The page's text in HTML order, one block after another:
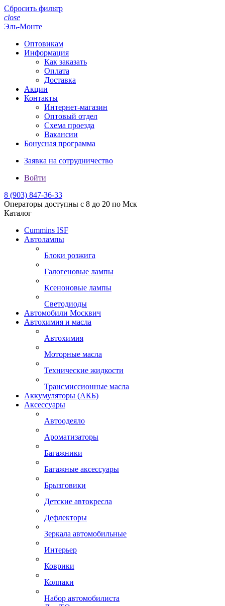
Сбросить фильтр
close
Эль-Монте
Оптовикам
Информация
Как заказать
Оплата
Доставка
Акции
Контакты
Интернет-магазин
Оптовый отдел
Схема проезда
Вакансии
Бонусная программа
Заявка на сотрудничество
Войти
8 (903) 847-36-33
Операторы доступны с 8 до 20 по Мск
Каталог
Cummins ISF
Автолампы
Блоки розжига
Галогеновые лампы
Ксеноновые лампы
Светодиоды
Автомобили Москвич
Автохимия и масла
Автохимия
Моторные масла
Технические жидкости
Трансмиссионные масла
Аккумуляторы (АКБ)
Аксессуары
Автоодеяло
Ароматизаторы
Багажники
Багажные аксессуары
Брызговики
Детские автокресла
Дефлекторы
Зеркала автомобильные
Интерьер
Коврики
Колпаки
Набор автомобилиста